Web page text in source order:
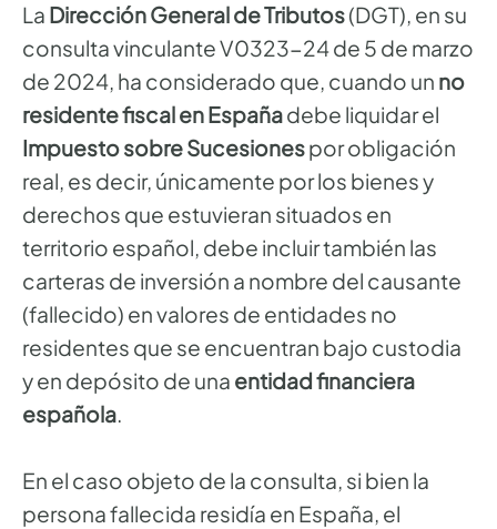
La Dirección General de Tributos(DGT), en su
consulta vinculante V0323-24 de 5 de marzo
de 2024, ha considerado que, cuando un no
residente fiscal en Españadebe liquidar el
Impuesto sobre Sucesionespor obligación
real, es decir, únicamente por los bienes y
derechos que estuvieran situados en
territorio español, debe incluir también las
carteras de inversión a nombre del causante
(fallecido) en valores de entidades no
residentes que se encuentran bajo custodia
y en depósito de una entidad financiera
española.
En el caso objeto de la consulta, si bien la
persona fallecida residía en España, el